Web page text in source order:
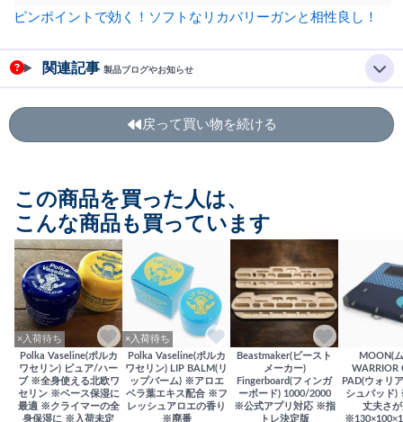
ピンポイントで効く！ソフトなリカバリーガンと相性良し！
関連記事 製品ブログやお知らせ
戻って買い物を続ける
この商品を買った人は、
こんな商品も買っています
×入荷待ち
Polka Vaseline(ポルカ
ワセリン) ピュア/ハー
ブ ※全身使える北欧ワ
セリン ※ベース保湿に
最適 ※クライマーの全
身保湿に ※入荷未定
×入荷待ち
Polka Vaseline(ポルカ
ワセリン) LIP BALM(リ
ップバーム) ※アロエ
ベラ葉エキス配合 ※フ
レッシュアロエの香り
※廃番
Beastmaker(ビースト
メーカー)
Fingerboard(フィンガ
ーボード) 1000/2000
※公式アプリ対応 ※指
トレ決定版
MOON(
WARRIOR
PAD(ウォリ
シュパッド)
丈夫さ